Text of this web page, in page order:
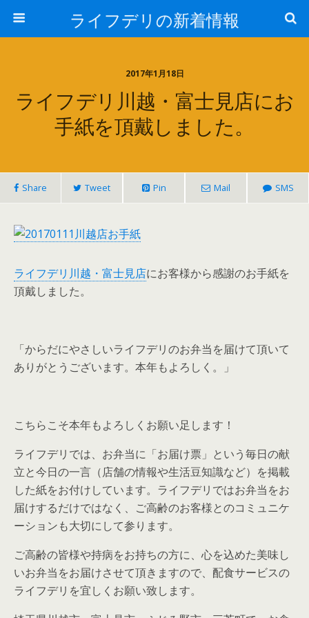
ライフデリの新着情報
2017年1月18日
ライフデリ川越・富士見店にお
手紙を頂戴しました。
Share Tweet Pin Mail SMS
ライフデリ川越・富士見店にお客様から感謝のお手紙を
頂戴しました。
「からだにやさしいライフデリのお弁当を届けて頂いて
ありがとうございます。本年もよろしく。」
こちらこそ本年もよろしくお願い足します！
ライフデリでは、お弁当に「お届け票」という毎日の献
立と今日の一言（店舗の情報や生活豆知識など）を掲載
した紙をお付けしています。ライフデリではお弁当をお
届けするだけではなく、ご高齢のお客様とのコミュニケ
ーションも大切にして参ります。
ご高齢の皆様や持病をお持ちの方に、心を込めた美味し
いお弁当をお届けさせて頂きますので、配食サービスの
ライフデリを宜しくお願い致します。